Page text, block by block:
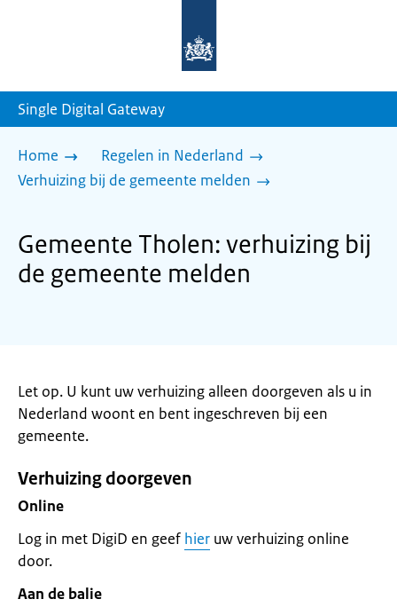
homepage
Single Digital Gateway
Home
Regelen in Nederland
Verhuizing bij de gemeente melden
Gemeente Tholen: verhuizing bij
de gemeente melden
Let op. U kunt uw verhuizing alleen doorgeven als u in
Nederland woont en bent ingeschreven bij een
gemeente.
Verhuizing doorgeven
Online
Log in met DigiD en geef hier uw verhuizing online
door.
Aan de balie